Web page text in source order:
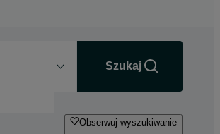
Szukaj
Obserwuj wyszukiwanie